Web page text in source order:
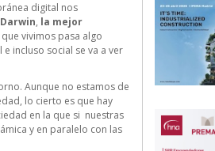
digital nos
Darwin, la mejor
vivimos pasa algo
incluso social se va a ver
Aunque no estamos de
lo cierto es que hay
en la que si nuestras
y en paralelo con las